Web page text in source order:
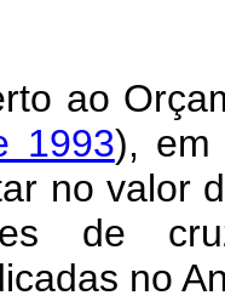
ao
1993), em
no valor
de
no